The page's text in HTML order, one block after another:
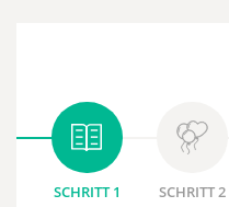
SCHRITT 1 SCHRITT 2